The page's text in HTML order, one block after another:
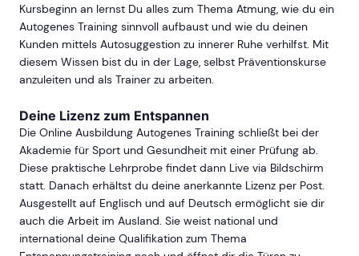
Kursbeginn an lernst Du alles zum Thema Atmung, wie du ein
Autogenes Training sinnvoll aufbaust und wie du deinen
Kunden mittels Autosuggestion zu innerer Ruhe verhilfst. Mit
diesem Wissen bist du in der Lage, selbst Präventionskurse
anzuleiten und als Trainer zu arbeiten.
Deine Lizenz zum Entspannen
Die Online Ausbildung Autogenes Training schließt bei der
Akademie für Sport und Gesundheit mit einer Prüfung ab.
Diese praktische Lehrprobe findet dann Live via Bildschirm
statt. Danach erhältst du deine anerkannte Lizenz per Post.
Ausgestellt auf Englisch und auf Deutsch ermöglicht sie dir
auch die Arbeit im Ausland. Sie weist national und
international deine Qualifikation zum Thema